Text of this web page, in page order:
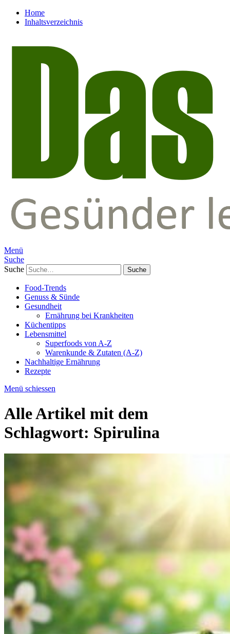
Home
Inhaltsverzeichnis
Menü
Suche
Suche
Food-Trends
Genuss & Sünde
Gesundheit
Ernährung bei Krankheiten
Küchentipps
Lebensmittel
Superfoods von A-Z
Warenkunde & Zutaten (A-Z)
Nachhaltige Ernährung
Rezepte
Menü schiessen
Alle Artikel mit dem
Schlagwort: Spirulina